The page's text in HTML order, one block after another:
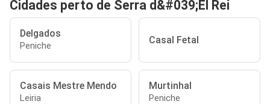
Cidades perto de Serra d&#039;El Rei
Delgados
Peniche Casal Fetal
Casais Mestre Mendo
Leiria
Murtinhal
Peniche